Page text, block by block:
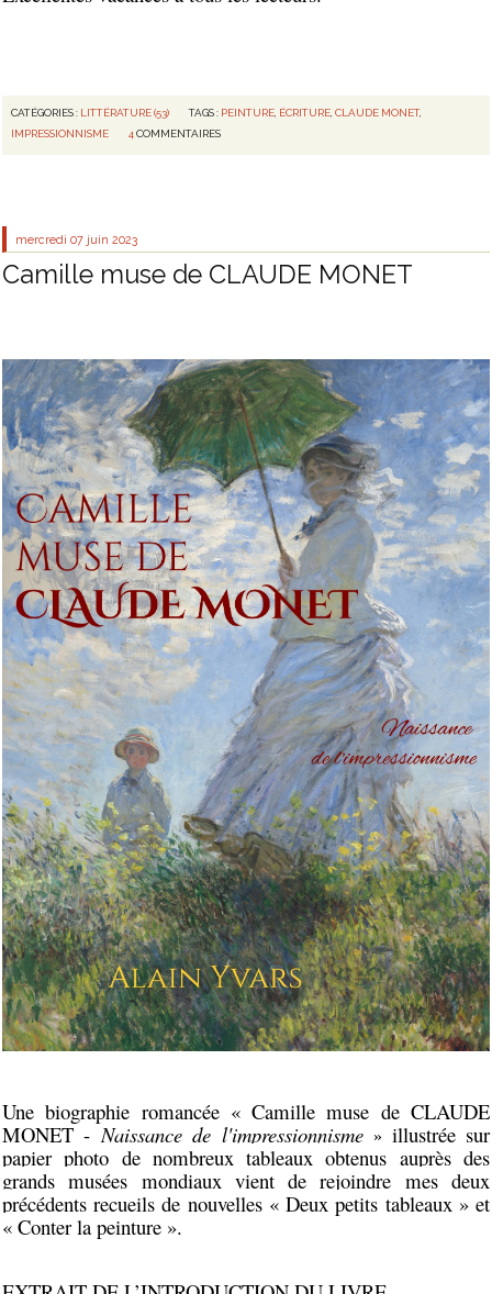
CATÉGORIES : LITTÉRATURE (53) TAGS : PEINTURE ÉCRITURE ,CLAUDE MONET,
IMPRESSIONNISME
4 COMMENTAIRES
mercredi 07 juin 2023
Camille muse de CLAUDE MONET
Une biographie romancée « Camille muse de CLAUDE
MONET -Naissance de l'impressionnisme » illustrée sur
papier photo de nombreux tableaux obtenus auprès des
grands musées mondiaux vient de rejoindre mes deux
précédents recueils de nouvelles « Deux petits tableaux » et
« Conter la peinture ».